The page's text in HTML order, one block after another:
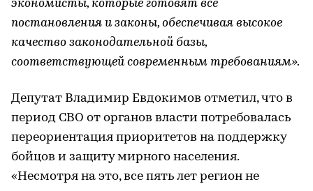
экономисты, которые готовят все
постановления и законы, обеспечивая высокое
качество законодательной базы,
соответствующей современным требованиям».
Депутат Владимир Евдокимов отметил, что в
период СВО от органов власти потребовалась
переориентация приоритетов на поддержку
бойцов и защиту мирного населения.
«Несмотря на это, все пять лет регион не